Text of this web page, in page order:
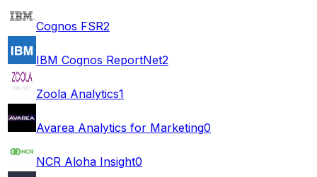
Cognos FSR2
IBM Cognos ReportNet2
Zoola Analytics1
Avarea Analytics for Marketing0
NCR Aloha Insight0